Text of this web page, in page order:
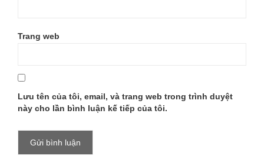
Trang web
Lưu tên của tôi, email, và trang web trong trình duyệt
này cho lần bình luận kế tiếp của tôi.